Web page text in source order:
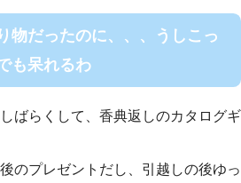
物だったのに、、、うしこっ
も呆れるわ
ばらくして、香典返しのカタログギ
のプレゼントだし、引越しの後ゆっ